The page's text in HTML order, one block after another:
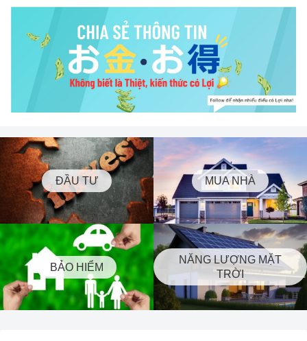
ĐẦU TƯ MUA NHÀ
BẢO HIỂM
NĂNG LƯỢNG MẶT
TRỜI